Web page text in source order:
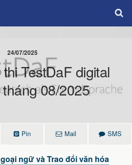
24/07/2025
TestDaF digital
08/2025
Pin Mail SMS
ngữ và Trao đổi văn hóa